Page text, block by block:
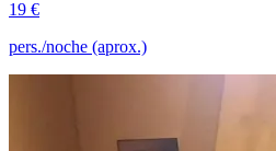
19 €
pers./noche (aprox.)